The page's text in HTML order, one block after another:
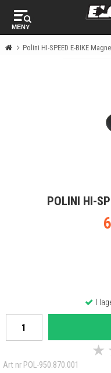
MENY
Polini HI-SPEED E-BIKE
POLINI HI-
I
★
Art nr POL-950.870.001